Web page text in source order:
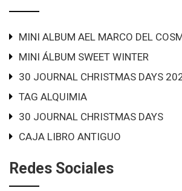
MINI ALBUM AEL MARCO DEL
MINI ÁLBUM SWEET WINTER
30 JOURNAL CHRISTMAS DAYS
TAG ALQUIMIA
30 JOURNAL CHRISTMAS DAYS
CAJA LIBRO ANTIGUO
Redes Sociales